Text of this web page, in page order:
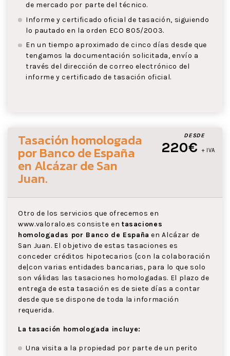
de mercado por parte del técnico.
Informe y certificado oficial de tasación, siguiendo
lo pautado en la orden ECO 805/2003.
En un tiempo aproximado de cinco días desde que
tengamos la documentación solicitada, envío a
través del dirección de correo electrónico del
informe y certificado de tasación oficial.
DESDE
220€ + IVA
Tasación homologada
por Banco de España
en Alcázar de San
Juan.
Otro de los servicios que ofrecemos en
www.valoralo.es consiste en tasaciones
homologadas por Banco de España en Alcázar de
San Juan. El objetivo de estas tasaciones es
conceder créditos hipotecarios {con la colaboración
de|con varias entidades bancarias, para lo que solo
son válidas las tasaciones homologadas. El plazo de
entrega de esta tasación es de siete días a contar
desde que se dispone de toda la información
requerida.
La tasación homologada incluye:
Una visita a la propiedad por parte de un perito